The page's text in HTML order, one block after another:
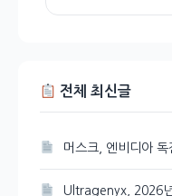
전체 최신글